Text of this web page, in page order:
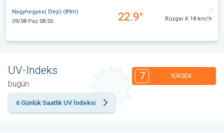
Nagyhegyes( Elep) (89m)
09/08 Paz 08:50
22.9°
-
Rüzgar K 18 km/h
UV-Indeks
bugün
7 YÜKSEK
6 Günlük Saatlik UV İndeksi